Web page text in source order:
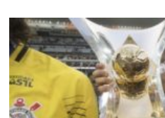
CBF
altera
regulamento
da
Copa
Brasil
e